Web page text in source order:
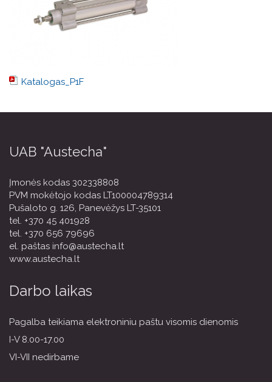
Katalogas_P1F
UAB "Austecha"
Įmonės kodas 302338808
PVM mokėtojo kodas LT100004789314
Pušaloto g. 126, Panevėžys LT-35101
tel. +370 45 401928
tel. +370 656 79696
el. paštas info@austecha.lt
www.austecha.lt
Darbo laikas
Pagalba teikiama elektroniniu paštu visomis dienomis
I-V 8.00-17.00
VI-VII nedirbame